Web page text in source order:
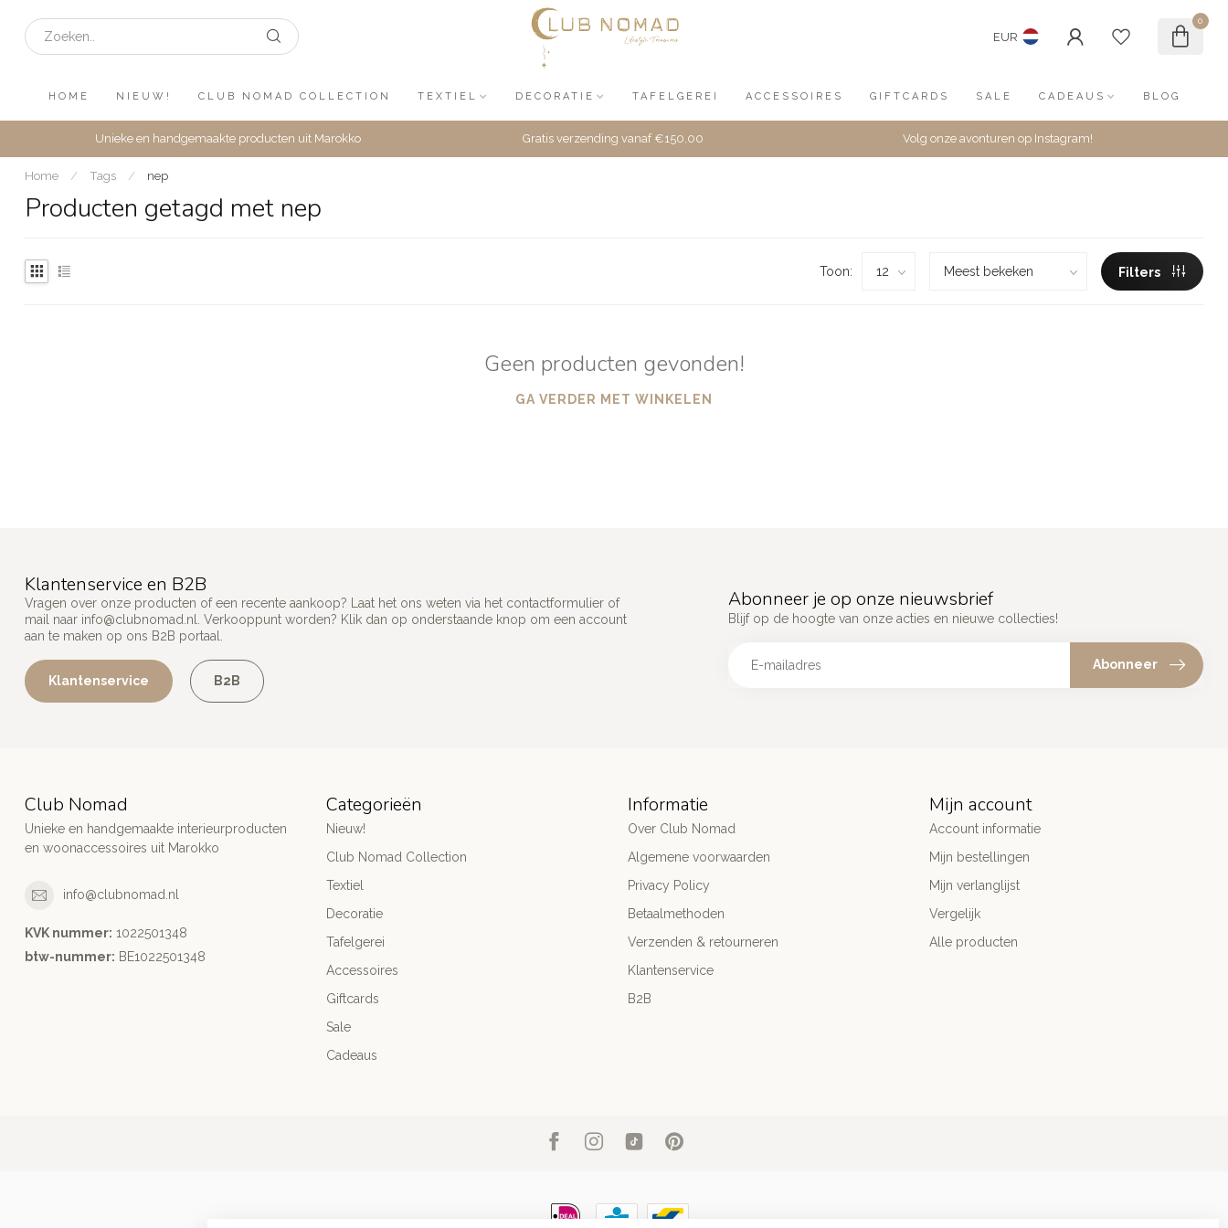
EUR
0
HOME NIEUW! CLUB NOMAD COLLECTION TEXTIEL DECORATIE TAFELGEREI ACCESSOIRES GIFTCARDS SALE CADEAUS BLOG
Unieke en handgemaakte producten uit Marokko Gratis verzending vanaf €150,00 Volg onze avonturen op Instagram!
Home / Tags / nep
Producten getagd met nep
Toon: Filters
Geen producten gevonden!
GA VERDER MET WINKELEN
Klantenservice en B2B
Vragen over onze producten of een recente aankoop? Laat het ons weten via het contactformulier of
mail naar info@clubnomad.nl
. Verkooppunt worden? Klik dan op onderstaande knop om een account
aan te maken op ons B2B portaal.
Klantenservice B2B
Abonneer je op onze nieuwsbrief
Blijf op de hoogte van onze acties en nieuwe collecties!
Abonneer
Club Nomad
Unieke en handgemaakte interieurproducten
en woonaccessoires uit Marokko
info@clubnomad.nl
KVK nummer: 1022501348
btw-nummer: BE1022501348
Categorieën
Nieuw!
Club Nomad Collection
Textiel
Decoratie
Tafelgerei
Accessoires
Giftcards
Sale
Cadeaus
Informatie
Over Club Nomad
Algemene voorwaarden
Privacy Policy
Betaalmethoden
Verzenden & retourneren
Klantenservice
B2B
Mijn account
Account informatie
Mijn bestellingen
Mijn verlanglijst
Vergelijk
Alle producten